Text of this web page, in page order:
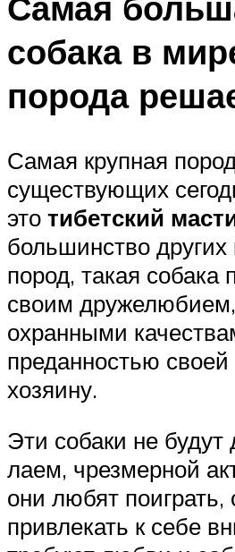
собака в
порода
Самая крупная
существующих
это тибетский
большинство других
пород, такая собака
своим
охранными
преданностью
хозяину.
Эти собаки не будут
лаем, чрезмерной
они любят
привлекать к себе